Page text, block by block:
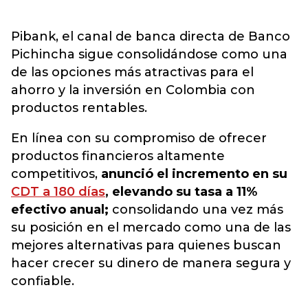
Pibank, el canal de banca directa de Banco
Pichincha sigue consolidándose como una
de las opciones más atractivas para el
ahorro y la inversión en Colombia con
productos rentables.
En línea con su compromiso de ofrecer
productos financieros altamente
competitivos, anunció el incremento en su
CDT a 180 días, elevando su tasa a 11%
efectivo anual; consolidando una vez más
su posición en el mercado como una de las
mejores alternativas para quienes buscan
hacer crecer su dinero de manera segura y
confiable.